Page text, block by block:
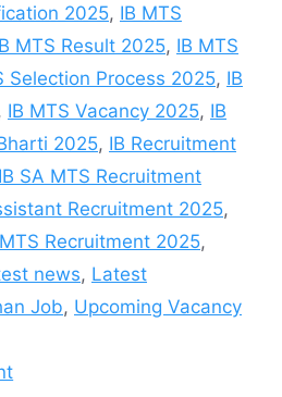
2025, IB MTS
MTS Result 2025, IB MTS
Selection Process 2025, IB
, IB MTS Vacancy 2025, IB
2025, IB Recruitment
IB SA MTS Recruitment
Recruitment 2025,
Recruitment 2025,
news, Latest
Job, Upcoming Vacancy